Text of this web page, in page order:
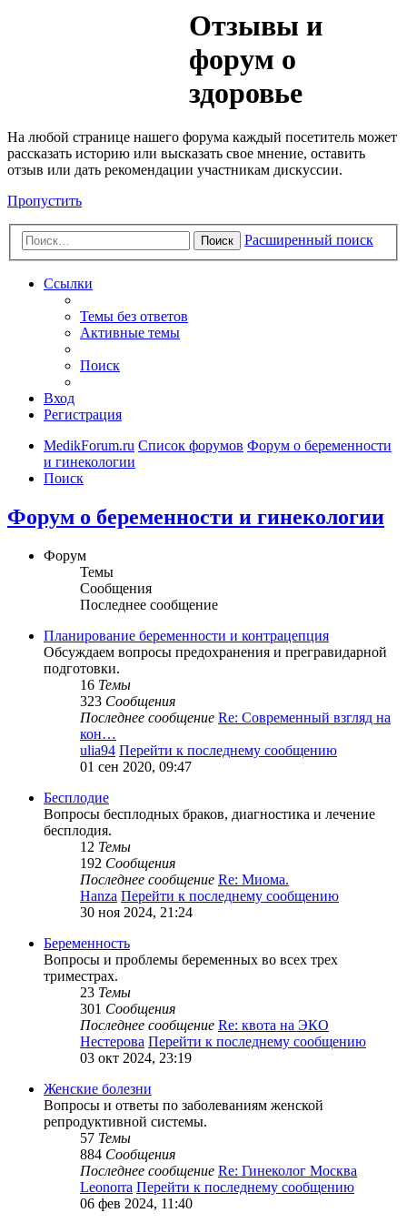
Отзывы и
форум о
здоровье
На любой странице нашего форума каждый посетитель может
рассказать историю или высказать свое мнение, оставить
отзыв или дать рекомендации участникам дискуссии.
Пропустить
Поиск Расширенный поиск
Ссылки
Темы без ответов
Активные темы
Поиск
Вход
Регистрация
MedikForum.ru Список форумов Форум о беременности
и гинекологии
Поиск
Форум о беременности и гинекологии
Форум
Темы
Сообщения
Последнее сообщение
Планирование беременности и контрацепция
Обсуждаем вопросы предохранения и прегравидарной
подготовки.
16 Темы
323 Сообщения
Последнее сообщение Re: Современный взгляд на
кон…
ulia94 Перейти к последнему сообщению
01 сен 2020, 09:47
Бесплодие
Вопросы бесплодных браков, диагностика и лечение
бесплодия.
12 Темы
192 Сообщения
Последнее сообщение Re: Миома.
Hanza Перейти к последнему сообщению
30 ноя 2024, 21:24
Беременность
Вопросы и проблемы беременных во всех трех
триместрах.
23 Темы
301 Сообщения
Последнее сообщение Re: квота на ЭКО
Нестерова Перейти к последнему сообщению
03 окт 2024, 23:19
Женские болезни
Вопросы и ответы по заболеваниям женской
репродуктивной системы.
57 Темы
884 Сообщения
Последнее сообщение Re: Гинеколог Москва
Leonorra Перейти к последнему сообщению
06 фев 2024, 11:40